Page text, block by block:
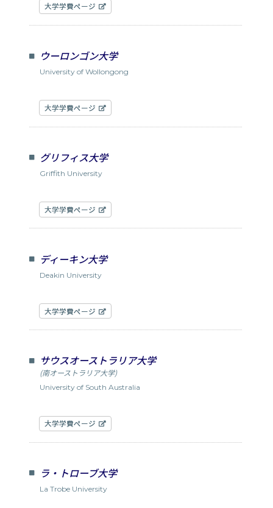
大学学費ページ
ウーロンゴン大学
University of Wollongong
大学学費ページ
グリフィス大学
Griffith University
大学学費ページ
ディーキン大学
Deakin University
大学学費ページ
サウスオーストラリア大学
(南オーストラリア大学)
University of South Australia
大学学費ページ
ラ・トローブ大学
La Trobe University